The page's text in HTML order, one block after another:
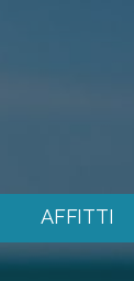
AFFITTI